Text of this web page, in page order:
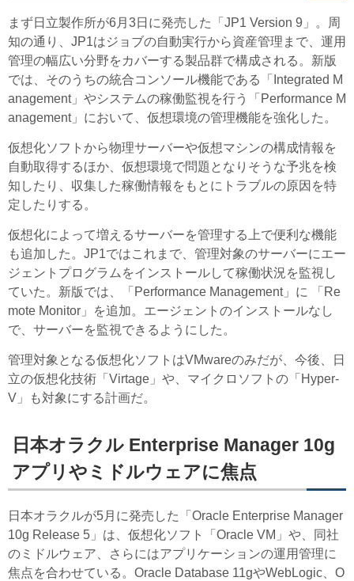
まず日立製作所が6月3日に発売した「JP1 Version 9」。周
知の通り、JP1はジョブの自動実行から資産管理まで、運用
管理の幅広い分野をカバーする製品群で構成される。新版
では、そのうちの統合コンソール機能である「Integrated M
anagement」やシステムの稼働監視を行う「Performance M
anagement」において、仮想環境の管理機能を強化した。
仮想化ソフトから物理サーバーや仮想マシンの構成情報を
自動取得するほか、仮想環境で問題となりそうな予兆を検
知したり、収集した稼働情報をもとにトラブルの原因を特
定したりする。
仮想化によって増えるサーバーを管理する上で便利な機能
も追加した。JP1ではこれまで、管理対象のサーバーにエー
ジェントプログラムをインストールして稼働状況を監視し
ていた。新版では、「Performance Management」に 「Re
mote Monitor」を追加。エージェントのインストールなし
で、サーバーを監視できるようにした。
管理対象となる仮想化ソフトはVMwareのみだが、今後、日
立の仮想化技術「Virtage」や、マイクロソフトの「Hyper-
V」も対象にする計画だ。
日本オラクル Enterprise Manager 10g
アプリやミドルウェアに焦点
日本オラクルが5月に発売した「Oracle Enterprise Manager
10g Release 5」は、仮想化ソフト「Oracle VM」や、同社
のミドルウェア、さらにはアプリケーションの運用管理に
焦点を合わせている。Oracle Database 11gやWebLogic、O